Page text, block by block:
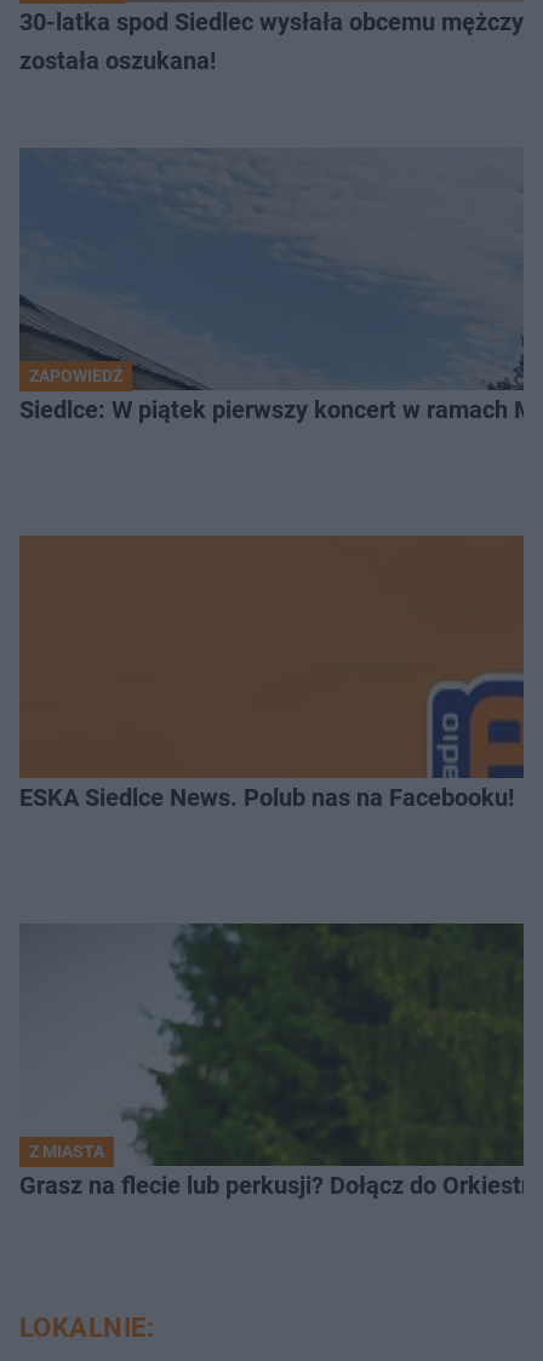
30-latka spod Siedlec wysłała obcemu
została oszukana!
ZAPOWIEDŹ
Siedlce: W piątek pierwszy koncert w ramach
ESKA Siedlce News. Polub nas na Facebooku!
Z MIASTA
Grasz na flecie lub perkusji? Dołącz do
LOKALNIE: